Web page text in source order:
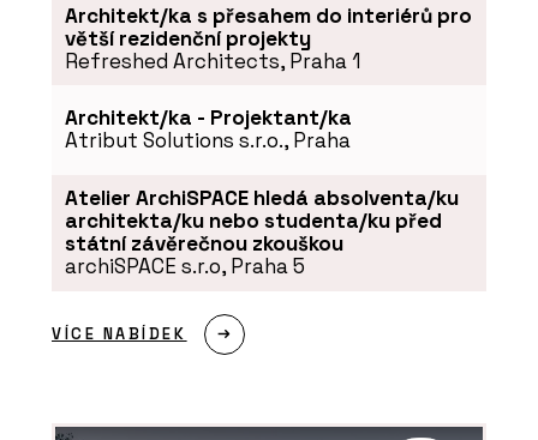
Architekt/ka s přesahem do interiérů pro
větší rezidenční projekty
Refreshed Architects, Praha 1
Architekt/ka - Projektant/ka
Atribut Solutions s.r.o., Praha
Atelier ArchiSPACE hledá absolventa/ku
architekta/ku nebo studenta/ku před
státní závěrečnou zkouškou
archiSPACE s.r.o, Praha 5
VÍCE NABÍDEK